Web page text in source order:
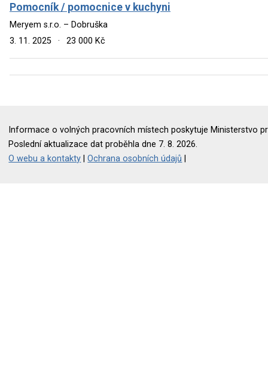
Pomocník / pomocnice v kuchyni
Meryem s.r.o. – Dobruška
3. 11. 2025
· 23 000 Kč
Informace o volných pracovních místech poskytuje Ministerstvo
Poslední aktualizace dat proběhla dne 7. 8. 2026.
O webu a kontakty |Ochrana osobních údajů